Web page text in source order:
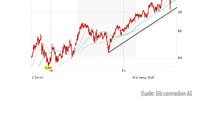
Quelle: Börsenmedien AG